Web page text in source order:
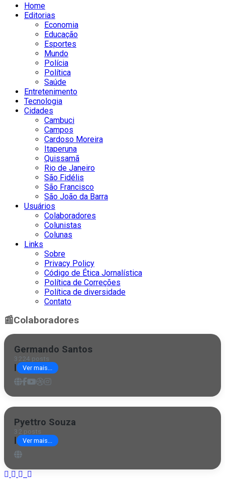
Home
Editorias
Economia
Educação
Esportes
Mundo
Polícia
Política
Saúde
Entretenimento
Tecnologia
Cidades
Cambuci
Campos
Cardoso Moreira
Itaperuna
Quissamã
Rio de Janeiro
São Fidélis
São Francisco
São João da Barra
Usuários
Colaboradores
Colunistas
Colunas
Links
Sobre
Privacy Policy
Código de Ética Jornalística
Política de Correções
Política de diversidade
Contato
📰Colaboradores
Germando Santos
3224 posts
| Ver mais...
Pyettro Souza
32 posts
| Ver mais...